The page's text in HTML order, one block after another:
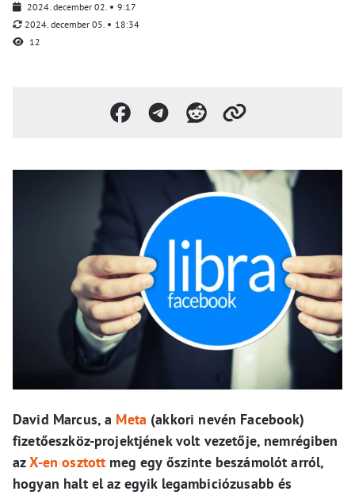
2024. december 02.
9:17
2024. december 05.
18:34
12
David Marcus, a Meta (akkori nevén Facebook)
fizetőeszköz-projektjének volt vezetője, nemrégiben
azX-en osztott meg egy őszinte beszámolót arról,
hogyan halt el az egyik legambiciózusabb és